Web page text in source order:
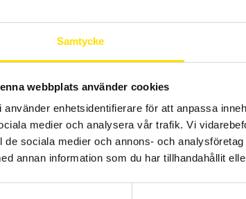
Samtycke
webbplats använder cookies
använder enhetsidentifierare för att anpassa
medier och analysera vår trafik. Vi
de sociala medier och annons- och
annan information som du har tillhandahållit
energianalysator
med inbyggd GPS för
för motorstarter-
spännings- och 4
Med VNC funktion för
minneshantering.
kr
LÄS MER
och energianalys
62,950.00kr